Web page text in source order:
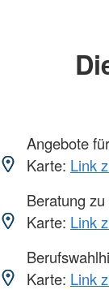
Angebote
Karte: Link
Beratung
Karte: Link
Karte: Link